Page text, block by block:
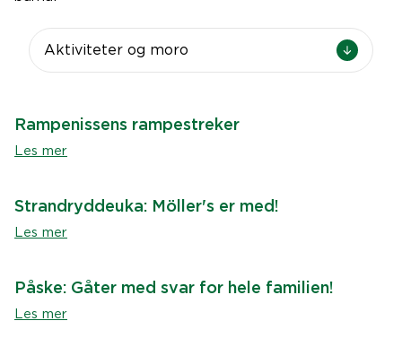
Aktiviteter og moro
Rampenissens rampestreker
Les mer
Strandryddeuka: Möller's er med!
Les mer
Påske: Gåter med svar for hele familien!
Les mer